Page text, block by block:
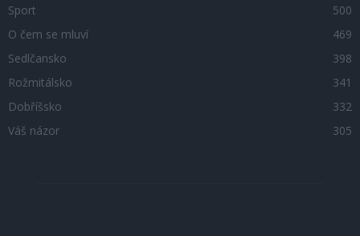
Sport
500
O čem se mluví
469
Sedlčansko
398
Rožmitálsko
341
Dobříšsko
332
Váš názor
305